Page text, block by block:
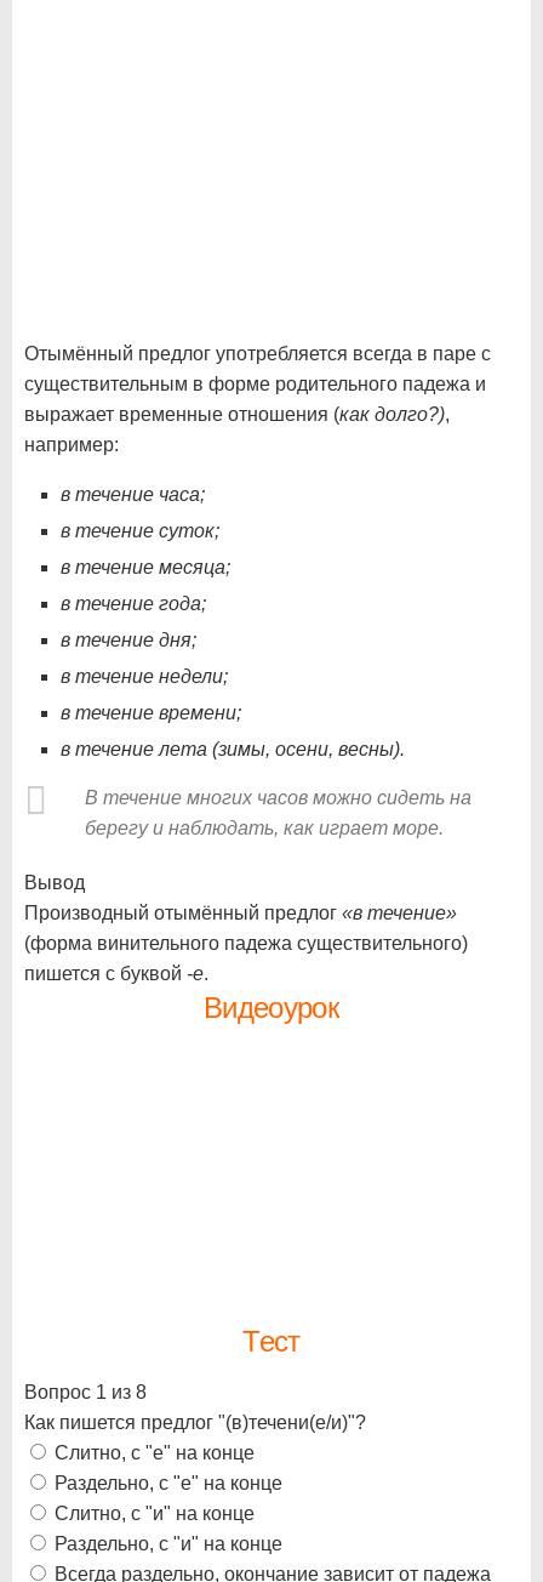
Отымённый предлог употребляется всегда в паре с
существительным в форме родительного падежа и
выражает временные отношения (как долго?),
например:
в течение часа;
в течение суток;
в течение месяца;
в течение года;
в течение дня;
в течение недели;
в течение времени;
в течение лета (зимы, осени, весны).
В течение многих часов можно сидеть на
берегу и наблюдать, как играет море.
Вывод
Производный отымённый предлог «в течение»
(форма винительного падежа существительного)
пишется с буквой -е.
Видеоурок
Тест
Вопрос 1 из 8
Как пишется предлог "(в)течени(е/и)"?
Слитно, с "е" на конце
Раздельно, с "е" на конце
Слитно, с "и" на конце
Раздельно, с "и" на конце
Всегда раздельно, окончание зависит от падежа